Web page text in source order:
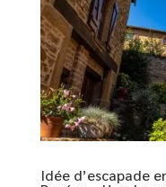
Idée d’escapade